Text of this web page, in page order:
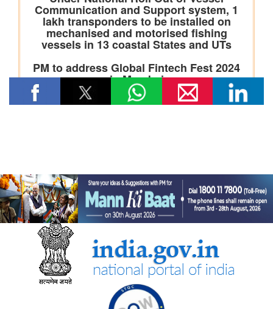
तेल विपणन कंपनियों (ओएमसी) ने ई20 पेट्रोल में नमी और क्लोराइड की
मौजूदगी की जांच की: 500 पीपीएम क्लोराइड और नमी की मौजूदगी के दावों
की पुष्टि नहीं हुई
भारतीय रेलवे ने चित्रकूट के लिए सीधी रेल कनेक्टिविटी मजबूत करने के
उद्देश्य से चित्रकूटधाम कर्वी-कानपुर सेंट्रल और प्रतापगढ़-कानपुर सेंट्रल
एक्सप्रेस सेवाओं के विलय को मंजूरी दी
सीएसआईआर-सीआरआरआई ने राजस्थान सरकार के समक्ष स्वदेशी
एमएसएस+ सड़क प्रौद्योगिकी का प्रदर्शन किया
सीएसआईआर-एनआईएससीपीआर ने “लोकप्रिय विज्ञान लेखन” पर दो दिवसीय
कौशल प्रशिक्षण कार्यक्रम आयोजित किया और प्रतिभागियों को सामान्य जन
तक विज्ञान का संचार करने के लिए प्रेरित किया
केन्‍द्रीय मंत्री डॉ. जितेंद्र सिंह ने लखनऊ में सीएसआईआर-एनबीआरआई द्वारा
विकसित अपनी तरह का पहला 'इको-एजुकेशनल हब' राष्ट्र को समर्पित किया
सीएसआईआर एकीकृत कौशल पहल के चरण-III (2025–30) के प्रथम वर्ष
के लिए मॉनिटरिंग समिति की समन्वयकों की कॉन्क्लेव-सह-बैठक आयोजित की